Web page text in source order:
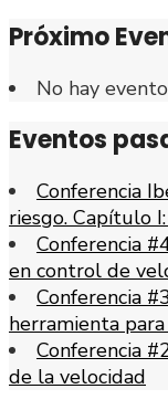
Próximo
No hay
Eventos
Conferencia
riesgo. Capítulo
Conferencia
en control de
Conferencia
herramienta
Conferencia
de la velocidad